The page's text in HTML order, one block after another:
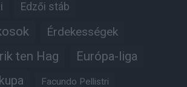
Edzői stáb
Érdekességek
ten Hag Európa-liga
Facundo Pellistri